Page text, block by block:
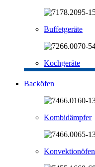
Buffetgeräte
Kochgeräte
Backöfen
Kombidämpfer
Konvektionöfen